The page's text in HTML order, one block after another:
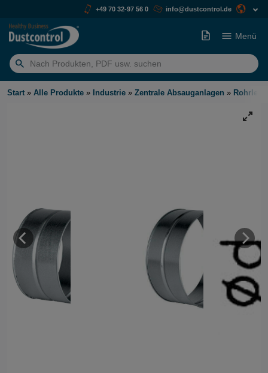
+49 70 32-97 56 0 info@dustcontrol.de
Suchen
nach:
Menü
Start » Alle Produkte » Industrie » Zentrale Absauganlagen »